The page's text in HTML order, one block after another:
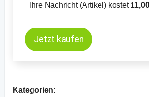
Ihre Nachricht (Artikel) kostet
Jetzt kaufen
Kategorien: